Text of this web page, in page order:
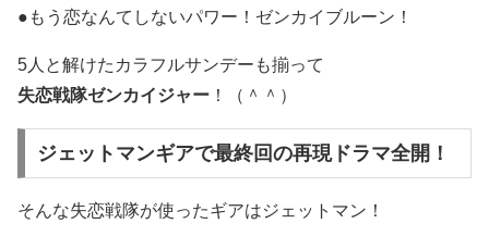
●もう恋なんてしないパワー！ゼンカイブルーン！
5人と解けたカラフルサンデーも揃って
失恋戦隊ゼンカイジャー ！（＾＾）
ジェットマンギアで最終回の再現ドラマ全開！
そんな失恋戦隊が使ったギアはジェットマン！